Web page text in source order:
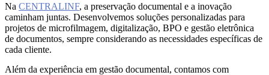
Na CENTRALINF, a preservação documental e a inovação
caminham juntas. Desenvolvemos soluções personalizadas para
projetos de microfilmagem, digitalização, BPO e gestão eletrônica
de documentos, sempre considerando as necessidades específicas de
cada cliente.
Além da experiência em gestão documental, contamos com